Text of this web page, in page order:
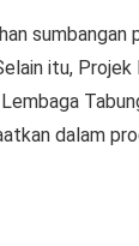
sumbangan
itu,
dalam